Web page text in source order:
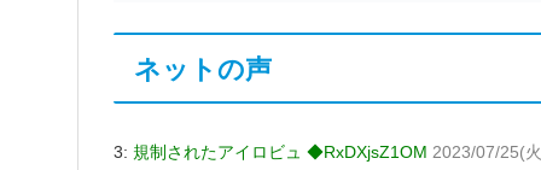
ネットの声
3: 規制されたアイロビュ ◆RxDXjsZ1OM 2023/07/25(